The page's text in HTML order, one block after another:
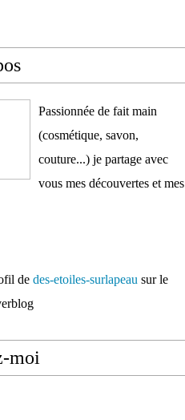
Passionnée de fait main
(cosmétique, savon,
couture...) je partage avec
vous mes découvertes et mes
de des-etoiles-surlapeau sur le
moi